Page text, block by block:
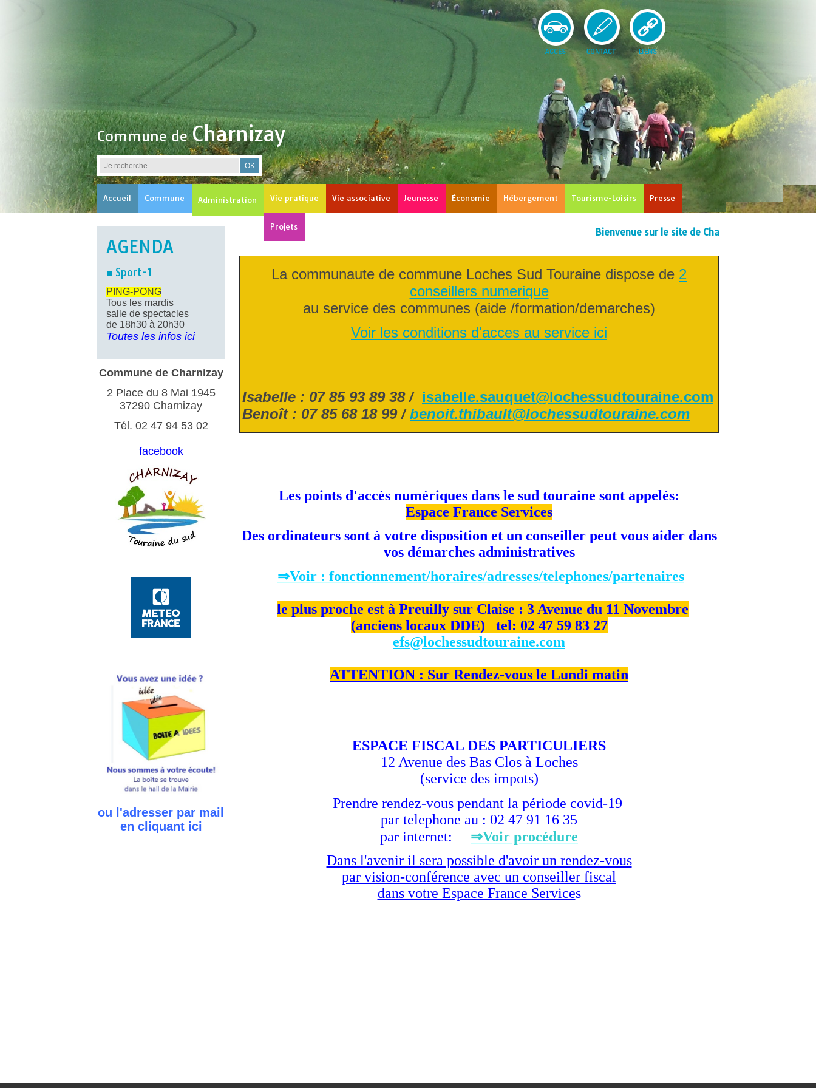
Commune deCharnizay
Accueil Commune Administration Vie pratique Vie associative Jeunesse Économie Hébergement Tourisme-Loisirs Presse
Projets
AGENDA
■ Sport-1
PING-PONG
Tous les mardis
salle de spectacles
de 18h30 à 20h30
Toutes les infos ici
Commune de Charnizay
2 Place du 8 Mai 1945
37290 Charnizay
Tél. 02 47 94 53 02
facebook
ou l'adresser par mail
en cliquantici
Bienvenue sur le site de Charnizay !
La communaute de commune Loches Sud Touraine dispose de 2
conseillers numerique
au service des communes (aide /formation/demarches)
Voir les conditions d'acces au service ici
Isabelle : 07 85 93 89 38 / isabelle.sauquet@lochessudtouraine.com
Benoît : 07 85 68 18 99 /benoit.thibault@lochessudtouraine.com
Les points d'accès numériques dans le sud touraine sont appelés:
Espace France Services
Des ordinateurs sont à votre disposition et un conseiller peut vous aider dans
vos démarches administratives
⇒Voir : fonctionnement/horaires/adresses/telephones/partenaires
le plus proche est à Preuilly sur Claise : 3 Avenue du 11 Novembre
(anciens locaux DDE) tel: 02 47 59 83 27
efs@lochessudtouraine.com
ATTENTION : Sur Rendez-vous le Lundi matin
ESPACE FISCAL DES PARTICULIERS
12 Avenue des Bas Clos à Loches
(service des impots)
Prendre rendez-vous pendant la période covid-19
par telephone au : 02 47 91 16 35
par internet: ⇒Voir procédure
Dans l'avenir il sera possible d'avoir un rendez-vous
par vision-conférence avec un conseiller fiscal
dans votre Espace France Services